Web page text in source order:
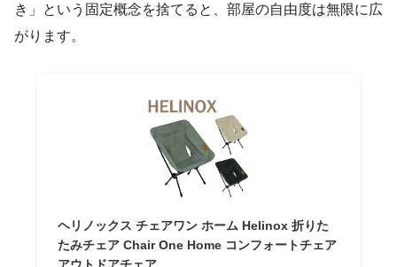
き」という固定概念を捨てると、部屋の自由度は無限に広
がります。
ヘリノックス チェアワン ホーム Helinox 折りた
たみチェア Chair One Home コンフォートチェア
アウトドアチェア